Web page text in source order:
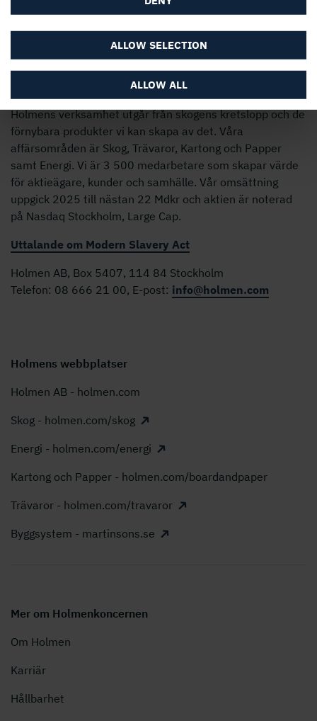
ALLOW ALL
ALLOW SELECTION
Holmens verksamhet utgår från skogens kretslopp och de
förnybara produkter vi kan skapa av det. Våra
affärsområden är Skog, Trävaror, Kartong och Papper
samt Energi. Vi är 3 500 medarbetare som skapar värde
för aktieägare, kunder och samhälle. Vår omsättning
uppgick 2025 till nästan 22 Mdkr och aktien är noterad
på Nasdaq Stockholm, Large Cap.
Uttalande om Modern Slavery Act
Holmen AB, Box 5407, 114 84 Stockholm
Telefon: 08 666 21 00, E-post: info@holmen.com
Holmens webbplatser
Holmen AB - holmen.com
Skog - holmen.com/skog
Energi - holmen.com/energi
Kartong och Papper - holmen.com/boardandpaper
Trävaror - holmen.com/travaror
Byggsystem - martinsons.se
Mer om Holmenkoncernen
Om Holmen
Karriär
Hållbarhet